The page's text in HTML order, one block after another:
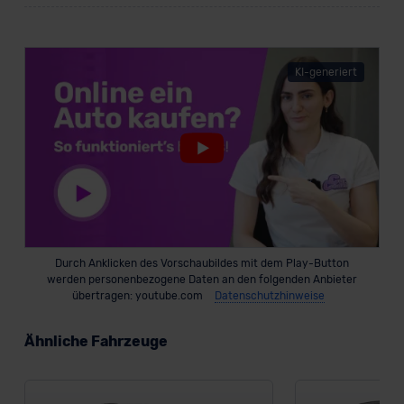
KI-generiert
Durch Anklicken des Vorschaubildes mit dem Play-Button
werden personenbezogene Daten an den folgenden Anbieter
übertragen: youtube.com
Datenschutzhinweise
Ähnliche Fahrzeuge